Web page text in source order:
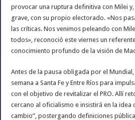
provocar una ruptura definitiva con Milei
grave, con su propio electorado. «Nos
las críticas. Nos venimos peleando con
todos», reconoció este viernes un
conocimiento profundo de la visión de
Antes de la pausa obligada por el
semana a Santa Fe y Entre Ríos para
con el objetivo de revitalizar el PRO. Allí
cercano al oficialismo e insistirá en la idea
cambio”, postergando definiciones